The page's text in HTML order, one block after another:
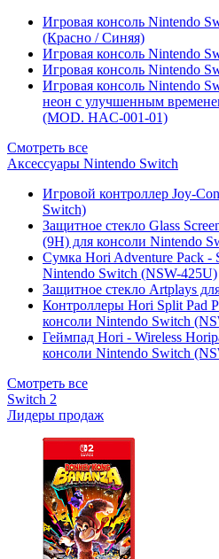
Игровая консоль Nintendo
(Красно / Синяя)
Игровая консоль Nintendo
Игровая консоль Nintendo
Игровая консоль Nintendo
неон с улучшенным
(MOD. HAC-001-01)
Смотреть все
Аксессуары Nintendo Switch
Игровой контроллер Joy-
Switch)
Защитное стекло Glass
(9H) для консоли Nintendo
Сумка Hori Adventure Pack -
Nintendo Switch (NSW-425U)
Защитное стекло Artplays
Контроллеры Hori Split Pad
консоли Nintendo Switch
Геймпад Hori - Wireless
консоли Nintendo Switch
Смотреть все
Switch 2
Лидеры продаж